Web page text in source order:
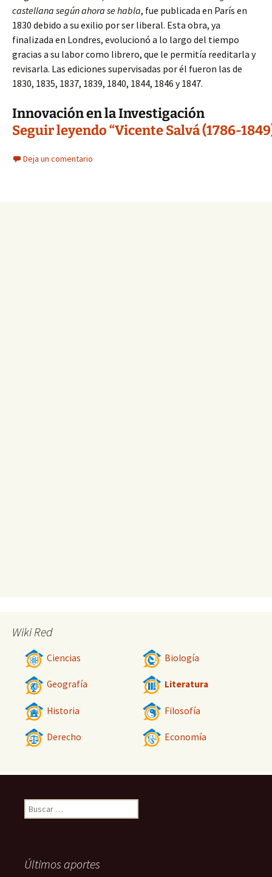
castellana según ahora se habla, fue publicada en París en
1830 debido a su exilio por ser liberal. Esta obra, ya
finalizada en Londres, evolucionó a lo largo del tiempo
gracias a su labor como librero, que le permitía reeditarla y
revisarla. Las ediciones supervisadas por él fueron las de
1830, 1835, 1837, 1839, 1840, 1844, 1846 y 1847.
Innovación en la Investigación
Seguir leyendo “Vicente Salvá (1786-
Deja un comentario
Wiki Red
Ciencias Biología
Geografía Literatura
Historia Filosofía
Derecho Economía
Buscar:
Últimos aportes